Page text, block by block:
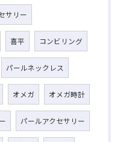
サリー
喜平 コンビリング
パールネックレス
オメガ オメガ時計
パールアクセサリー